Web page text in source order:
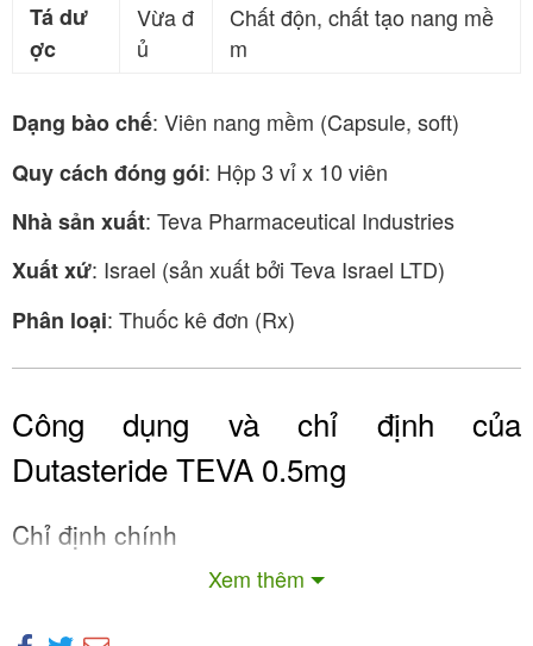
Tá dư
ợc
Vừa đ
ủ
Chất độn, chất tạo nang mề
m
Dạng bào chế: Viên nang mềm (Capsule, soft)
Quy cách đóng gói: Hộp 3 vỉ x 10 viên
Nhà sản xuất: Teva Pharmaceutical Industries
Xuất xứ: Israel (sản xuất bởi Teva Israel LTD)
Phân loại: Thuốc kê đơn (Rx)
Công dụng và chỉ định của
Dutasteride TEVA 0.5mg
Xem thêm
Chỉ định chính
Dutasteride TEVA 0.5mg được chỉ định trong các